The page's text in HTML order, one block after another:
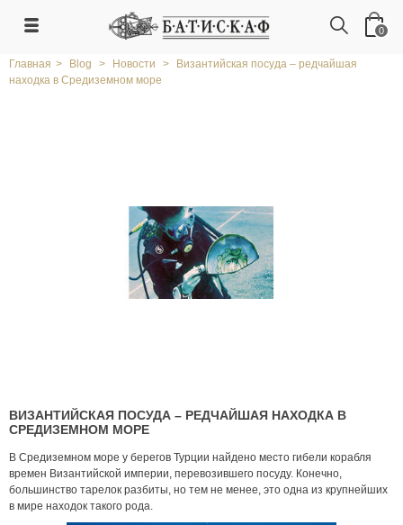
0
Главная > Blog > Новости >
Византийская посуда – редчайшая
находка в Средиземном море
ВИЗАНТИЙСКАЯ ПОСУДА – РЕДЧАЙШАЯ НАХОДКА В
СРЕДИЗЕМНОМ МОРЕ
В Средиземном море у берегов Турции найдено место гибели корабля
времен Византийской империи, перевозившего посуду. Конечно,
большинство тарелок разбиты, но тем не менее, это одна из крупнейших
в мире находок такого рода.